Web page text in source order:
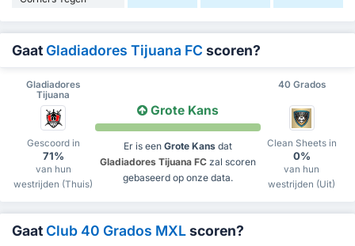
Gaat Gladiadores Tijuana FC scoren?
Gladiadores
Tijuana
40 Grados
Gescoord in
71%
van hun
westrijden (Thuis)
Grote Kans
Er is een Grote Kansdat
Gladiadores Tijuana FCzal scoren
gebaseerd op onze data.
Clean Sheets in
0%
van hun
westrijden (Uit)
Gaat Club 40 Grados MXLscoren?